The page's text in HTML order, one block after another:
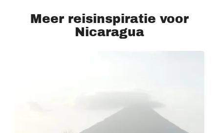
Meer reisinspiratie voor
Nicaragua